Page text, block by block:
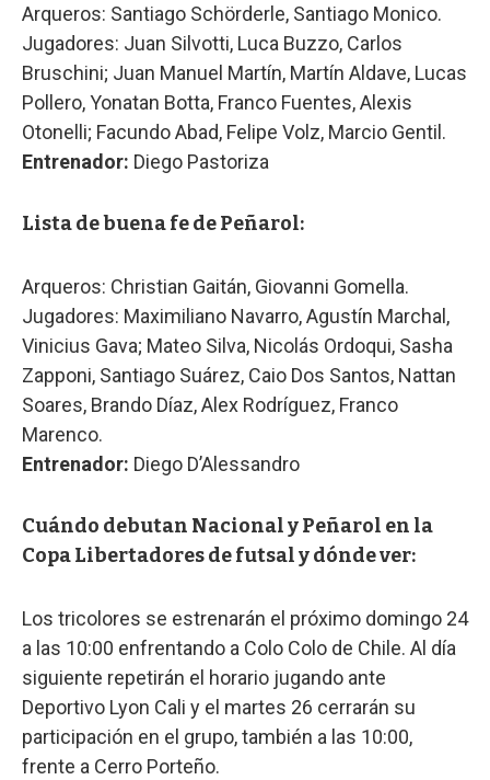
Arqueros: Santiago Schörderle, Santiago Monico.
Jugadores: Juan Silvotti, Luca Buzzo, Carlos
Bruschini; Juan Manuel Martín, Martín Aldave, Lucas
Pollero, Yonatan Botta, Franco Fuentes, Alexis
Otonelli; Facundo Abad, Felipe Volz, Marcio Gentil.
Entrenador: Diego Pastoriza
Lista de buena fe de Peñarol:
Arqueros: Christian Gaitán, Giovanni Gomella.
Jugadores: Maximiliano Navarro, Agustín Marchal,
Vinicius Gava; Mateo Silva, Nicolás Ordoqui, Sasha
Zapponi, Santiago Suárez, Caio Dos Santos, Nattan
Soares, Brando Díaz, Alex Rodríguez, Franco
Marenco.
Entrenador: Diego D’Alessandro
Cuándo debutan Nacional y Peñarol en la
Copa Libertadores de futsal y dónde ver:
Los tricolores se estrenarán el próximo domingo 24
a las 10:00 enfrentando a Colo Colo de Chile. Al día
siguiente repetirán el horario jugando ante
Deportivo Lyon Cali y el martes 26 cerrarán su
participación en el grupo, también a las 10:00,
frente a Cerro Porteño.